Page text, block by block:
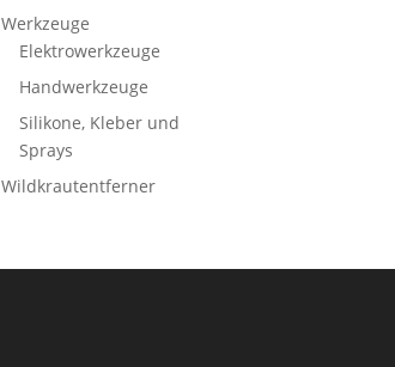
Werkzeuge
Elektrowerkzeuge
Handwerkzeuge
Silikone, Kleber und
Sprays
Wildkrautentferner